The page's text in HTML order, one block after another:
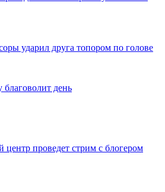
ударил друга топором по голове
благоволит день
центр проведет стрим с блогером